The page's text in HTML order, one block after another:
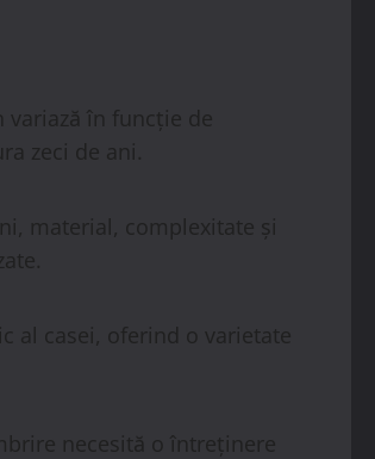
variază în funcție de
zeci de ani.
material, complexitate și
al casei, oferind o varietate
necesită o întreținere